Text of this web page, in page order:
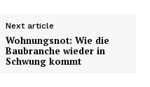
Next article
Wohnungsnot: Wie die
Baubranche wieder in
Schwung kommt